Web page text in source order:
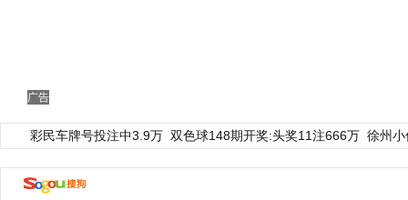
广告
彩民车牌号投注中3.9万 双色球148期开奖:头奖11注666万 徐州